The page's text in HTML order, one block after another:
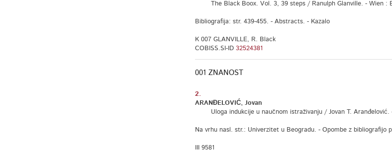
The Black Boox. Vol. 3, 39 steps / Ranulph Glanville. - Wien :
Bibliografija: str. 439-455. - Abstracts. - Kazalo
K 007 GLANVILLE, R. Black
COBISS.SI-ID 32524381
001 ZNANOST
2.
ARANĐELOVIĆ, Jovan
Uloga indukcije u naučnom istraživanju / Jovan T. Aranđelović. -
Na vrhu nasl. str.: Univerzitet u Beogradu. - Opombe z bibliografijo
III 9581